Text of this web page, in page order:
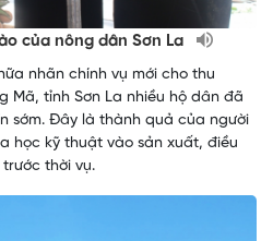
của nông dân Sơn La
nhãn chính vụ mới cho thu
Mã, tỉnh Sơn La nhiều hộ dân đã
sớm. Đây là thành quả của người
học kỹ thuật vào sản xuất, điều
thời vụ.